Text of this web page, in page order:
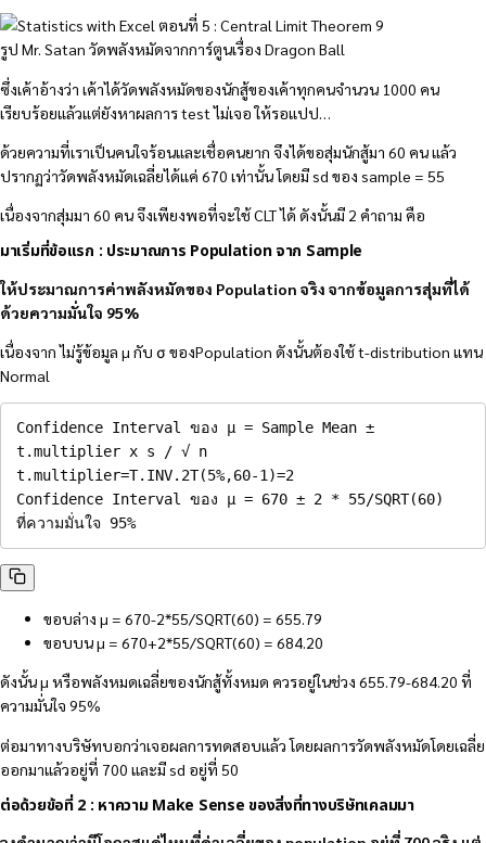
รูป Mr. Satan วัดพลังหมัดจากการ์ตูนเรื่อง Dragon Ball
ซึ่งเค้าอ้างว่า เค้าได้วัดพลังหมัดของนักสู้ของเค้าทุกคนจำนวน 1000 คน
เรียบร้อยแล้วแต่ยังหาผลการ test ไม่เจอ ให้รอแปป…
ด้วยความที่เราเป็นคนใจร้อนและเชื่อคนยาก จึงได้ขอสุ่มนักสู้มา 60 คน แล้ว
ปรากฏว่าวัดพลังหมัดเฉลี่ยได้แค่ 670 เท่านั้น โดยมี sd ของ sample = 55
เนื่องจากสุ่มมา 60 คน จึงเพียงพอที่จะใช้ CLT ได้ ดังนั้นมี 2 คำถาม คือ
มาเริ่มที่ข้อแรก : ประมาณการ Population จาก Sample
ให้ประมาณการค่าพลังหมัดของ Population จริง จากข้อมูลการสุ่มที่ได้
ด้วยความมั่นใจ 95%
เนื่องจาก ไม่รู้ข้อมูล µ กับ σ ของPopulation ดังนั้นต้องใช้ t-distribution แทน
Normal
Confidence Interval ของ µ = Sample Mean ±
t.multiplier x s / √ n
t.multiplier=T.INV.2T(5%,60-1)=2
Confidence Interval ของ µ = 670 ± 2 * 55/SQRT(60)
ที่ความมั่นใจ 95%
ขอบล่าง µ = 670-2*55/SQRT(60) = 655.79
ขอบบน µ = 670+2*55/SQRT(60) = 684.20
ดังนั้น µ หรือพลังหมดเฉลี่ยของนักสู้ทั้งหมด ควรอยู่ในช่วง 655.79-684.20 ที่
ความมั่นใจ 95%
ต่อมาทางบริษัทบอกว่าเจอผลการทดสอบแล้ว โดยผลการวัดพลังหมัดโดยเฉลี่ย
ออกมาแล้วอยู่ที่ 700 และมี sd อยู่ที่ 50
ต่อด้วยข้อที่ 2 : หาความ Make Sense ของสิ่งที่ทางบริษัทเคลมมา